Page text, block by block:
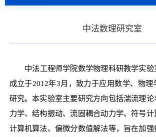
中法数理研究室
中法工程师学院数学物理科研教学实验
成立于2012年3月，致力于应用数学、物
研究。本实验室主要研究方向包括湍流理
力学、结构振动、流固耦合动力学、符号计
计算机算法、偏微分数值解法等，旨在加